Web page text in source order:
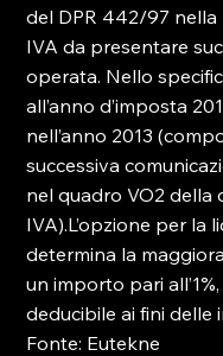
del DPR 442/97 nella
IVA da presentare
operata. Nello
all’anno d’imposta
nell’anno 2013
successiva
nel quadro VO2 della
IVA).L’opzione per la
determina la
un importo pari
deducibile ai fini delle
Fonte: Eutekne